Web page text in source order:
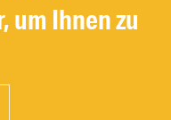
um Ihnen zu